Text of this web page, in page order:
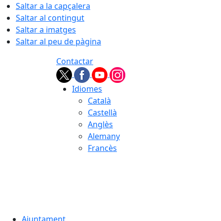
Saltar a la capçalera
Saltar al contingut
Saltar a imatges
Saltar al peu de pàgina
Contactar
Idiomes
Català
Castellà
Anglès
Alemany
Francès